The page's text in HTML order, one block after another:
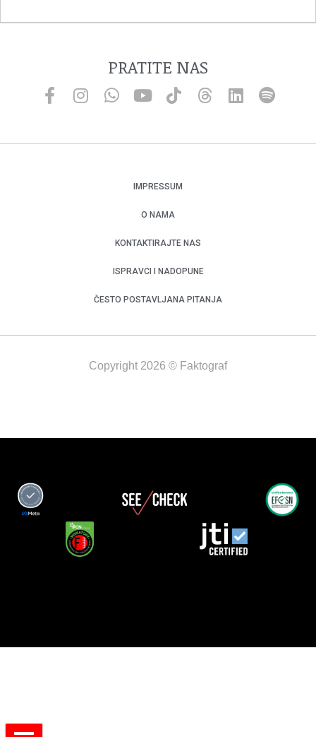
PRATITE NAS
IMPRESSUM
O NAMA
KONTAKTIRAJTE NAS
ISPRAVCI I NADOPUNE
ČESTO POSTAVLJANA PITANJA
Copyright 2026 © Faktograf